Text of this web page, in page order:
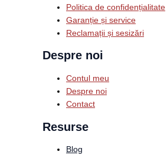
Politica de confidențialitate
Garanție și service
Reclamații și sesizări
Despre noi
Contul meu
Despre noi
Contact
Resurse
Blog